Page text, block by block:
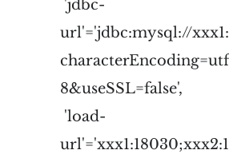
'jdbc-
url'='jdbc:mysql://
8&useSSL=false',
'load-